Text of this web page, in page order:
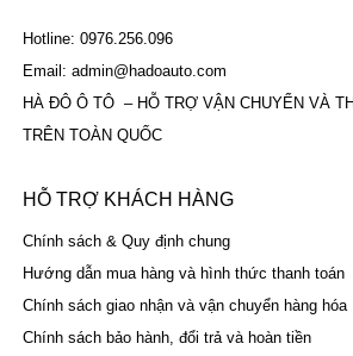
Hotline: 0976.256.096
Email: admin@hadoauto.com
HÀ ĐÔ Ô TÔ – HỖ TRỢ VẬN CHUYỂN VÀ
TRÊN TOÀN QUỐC
HỖ TRỢ KHÁCH HÀNG
Chính sách & Quy định chung
Hướng dẫn mua hàng và hình thức thanh toán
Chính sách giao nhận và vận chuyển hàng hóa
Chính sách bảo hành, đổi trả và hoàn tiền